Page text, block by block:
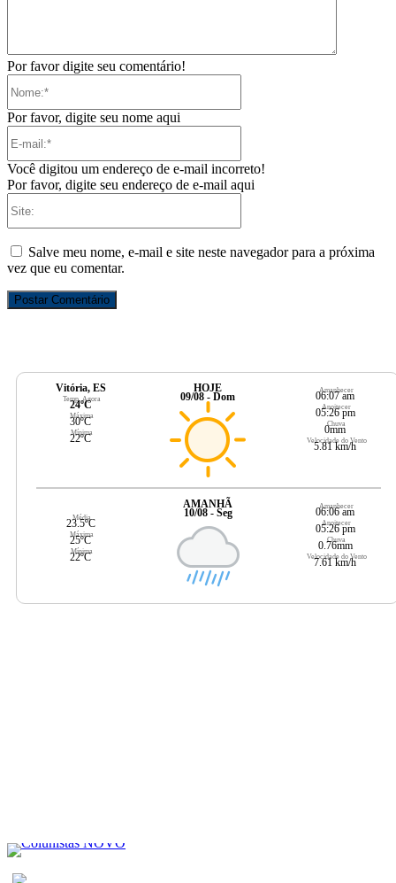
Por favor digite seu comentário!
Por favor, digite seu nome aqui
Você digitou um endereço de e-mail incorreto!
Por favor, digite seu endereço de e-mail aqui
Salve meu nome, e-mail e site neste navegador para a próxima
vez que eu comentar.
Vitória, ES
Temp. Agora
24ºC
Máxima
30ºC
Mínima
22ºC
HOJE
09/08 - Dom
Amanhecer
06:07 am
Anoitecer
05:26 pm
Chuva
0mm
Velocidade do Vento
5.81 km/h
Média
23.5ºC
Máxima
25ºC
Mínima
22ºC
AMANHÃ
10/08 - Seg
Amanhecer
06:06 am
Anoitecer
05:26 pm
Chuva
0.76mm
Velocidade do Vento
7.61 km/h